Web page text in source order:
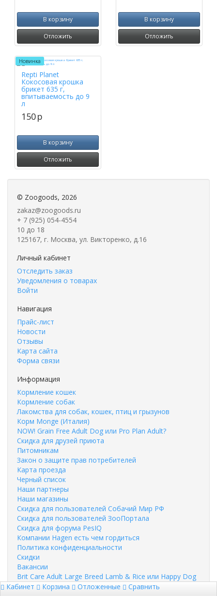
В корзину
Отложить
В корзину
Отложить
Новинка
Repti Planet
Кокосовая крошка
брикет 635 г,
впитываемость до 9
л
150p
В корзину
Отложить
© Zoogoods, 2026
zakaz@zoogoods.ru
+ 7 (925) 054-4554
10 до 18
125167, г. Москва, ул. Викторенко, д.16
Личный кабинет
Отследить заказ
Уведомления о товарах
Войти
Навигация
Прайс-лист
Новости
Отзывы
Карта сайта
Форма связи
Информация
Кормление кошек
Кормление собак
Лакомства для собак, кошек, птиц и грызунов
Корм Monge (Италия)
NOW! Grain Free Adult Dog или Pro Plan Adult?
Скидка для друзей приюта
Питомникам
Закон о защите прав потребителей
Карта проезда
Черный список
Наши партнеры
Наши магазины
Скидка для пользователей Собачий Мир РФ
Скидка для пользователей ЗооПортала
Скидка для форума PesIQ
Компании Hagen есть чем гордиться
Политика конфиденциальности
Скидки
Вакансии
Brit Care Adult Large Breed Lamb & Rice или Happy Dog
NaturCroq Lamm & Reis?
Кабинет Корзина Отложенные Сравнить